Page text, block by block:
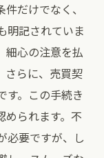
だけでなく、
明記されていま
細心の注意を払
さらに、売買契
す。この手続き
められます。不
必要ですが、し